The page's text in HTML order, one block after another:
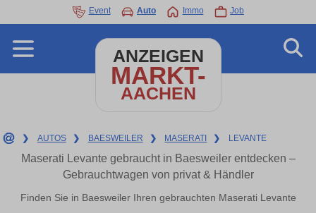
Event Auto Immo Job
ANZEIGEN
MARKT-
AACHEN
❯ AUTOS ❯ BAESWEILER ❯ MASERATI ❯ LEVANTE
Maserati Levante gebraucht in Baesweiler entdecken –
Gebrauchtwagen von privat & Händler
Finden Sie in Baesweiler Ihren gebrauchten Maserati Levante